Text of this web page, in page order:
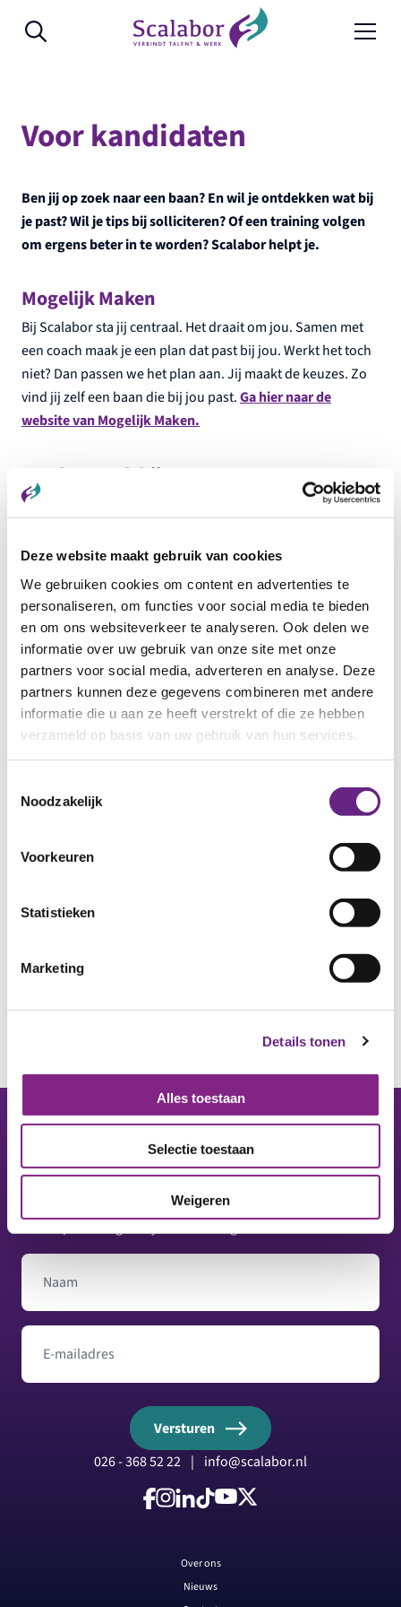
Deze website maakt gebruik van cookies
We gebruiken cookies om content en advertenties te
personaliseren, om functies voor social media te bieden
en om ons websiteverkeer te analyseren. Ook delen we
informatie over uw gebruik van onze site met onze
partners voor social media, adverteren en analyse. Deze
partners kunnen deze gegevens combineren met andere
informatie die u aan ze heeft verstrekt of die ze hebben
verzameld op basis van uw gebruik van hun services.
Noodzakelijk
Voorkeuren
Statistieken
Marketing
Details tonen
Alles toestaan
Selectie toestaan
Weigeren
Voor kandidaten
Ben jij op zoek naar een baan? En wil je ontdekken wat bij
je past? Wil je tips bij solliciteren? Of een training volgen
om ergens beter in te worden? Scalabor helpt je.
Mogelijk Maken
Bij Scalabor sta jij centraal. Het draait om jou. Samen met
een coach maak je een plan dat past bij jou. Werkt het toch
niet? Dan passen we het plan aan. Jij maakt de keuzes. Zo
vind jij zelf een baan die bij jou past.Ga hier naar de
website van Mogelijk Maken.
Aan het werk bij onze partners
Kijk hier naar de
Digitale werkplaats
In de Digitale Werkplaats van Scalabor ga je digitale
vaardigheden aanleren die jij nodig hebt om je online
kennis te verbeteren. In deze 1 dagdeel durende workshop
laten wij je zien hoe je kunt werken met WORD, omzetten in
PDF bestand, e-mail account aanmaken en hoe dit alles
werkt op jouw mobiele telefoon. Met deze kennis ga jij je
digitale vaardigheden sterk verbeteren. De Digitale
Footer
Op de hoogte blijven? Ontvang onze nieuwsbrief.
Naam
E-mailadres
Versturen
026 - 368 52 22 | info@scalabor.nl
Volg ons op Facebook
Volg ons op Instagram
Volg ons op LinkedIn
Volg ons op TikTok
Volg ons op YouTube
Over ons
Nieuws